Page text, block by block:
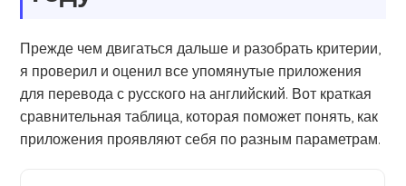
Прежде чем двигаться дальше и разобрать критерии,
я проверил и оценил все упомянутые приложения
для перевода с русского на английский. Вот краткая
сравнительная таблица, которая поможет понять, как
приложения проявляют себя по разным параметрам.